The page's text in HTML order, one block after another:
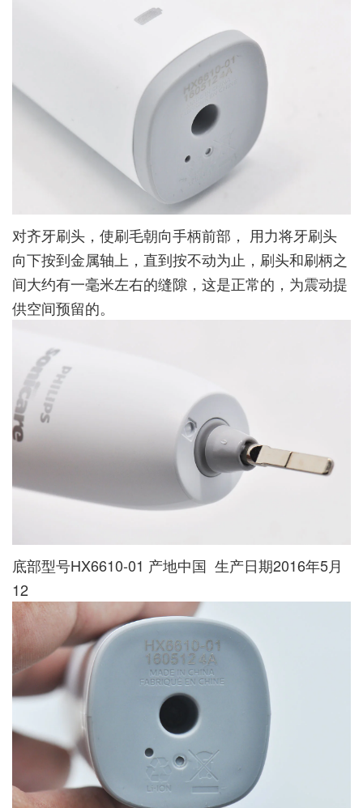
对齐牙刷头，使刷毛朝向手柄前部， 用力将牙刷头
向下按到金属轴上，直到按不动为止，刷头和刷柄之
间大约有一毫米左右的缝隙，这是正常的，为震动提
供空间预留的。
底部型号HX6610-01 产地中国 生产日期2016年5月
12